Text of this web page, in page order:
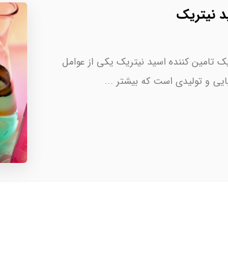
نیتریک
تامین کننده اسید نیتریک یکی از عوامل
و تولیدی است که بیشتر ...